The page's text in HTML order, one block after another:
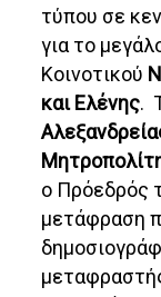
τύπου σε
για το
Κοινοτικού
και Ελένης.
ο Πρόεδρός
μετάφραση